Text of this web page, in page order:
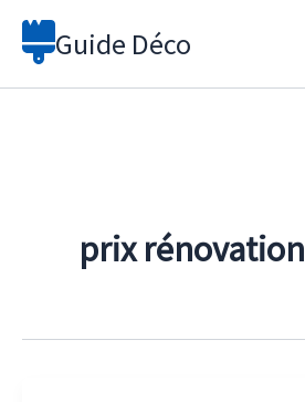
Aller
Guide Déco
prix rénovation